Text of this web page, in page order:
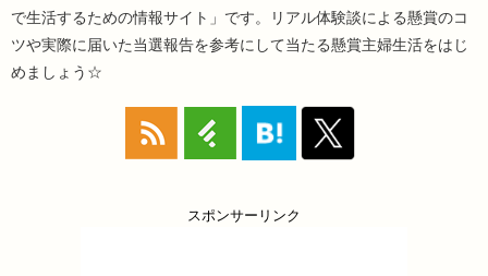
で生活するための情報サイト」です。リアル体験談による懸賞のコ
ツや実際に届いた当選報告を参考にして当たる懸賞主婦生活をはじ
めましょう☆
スポンサーリンク